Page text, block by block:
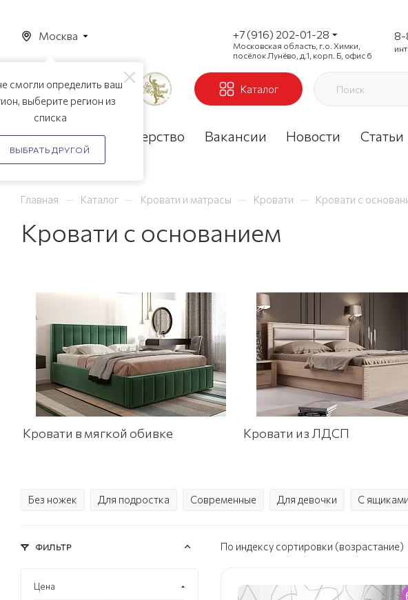
Москва
смогли определить ваш
выберите регион из
списка
ВЫБРАТЬ ДРУГОЙ
+7 (916) 202-01-28
Московская область, г.о. Химки,
посёлок Лунёво, д.1, корп. Б, офис 6
Каталог
Акции Партнерство Вакансии Новости Статьи
Главная — Каталог — Кровати и матрасы — Кровати — Кровати с
Кровати с основанием
Кровати в мягкой обивке Кровати из ЛДСП
Без ножек Для подростка Современные Для девочки С ящиками
По индексу сортировки (возрастание)
ФИЛЬТР
Цена